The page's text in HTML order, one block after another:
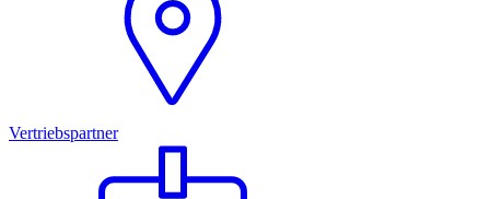
Vertriebspartner